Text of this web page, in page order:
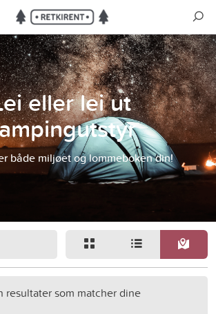
eller lei ut
både miljøet og lommeboken din!
resultater som matcher dine